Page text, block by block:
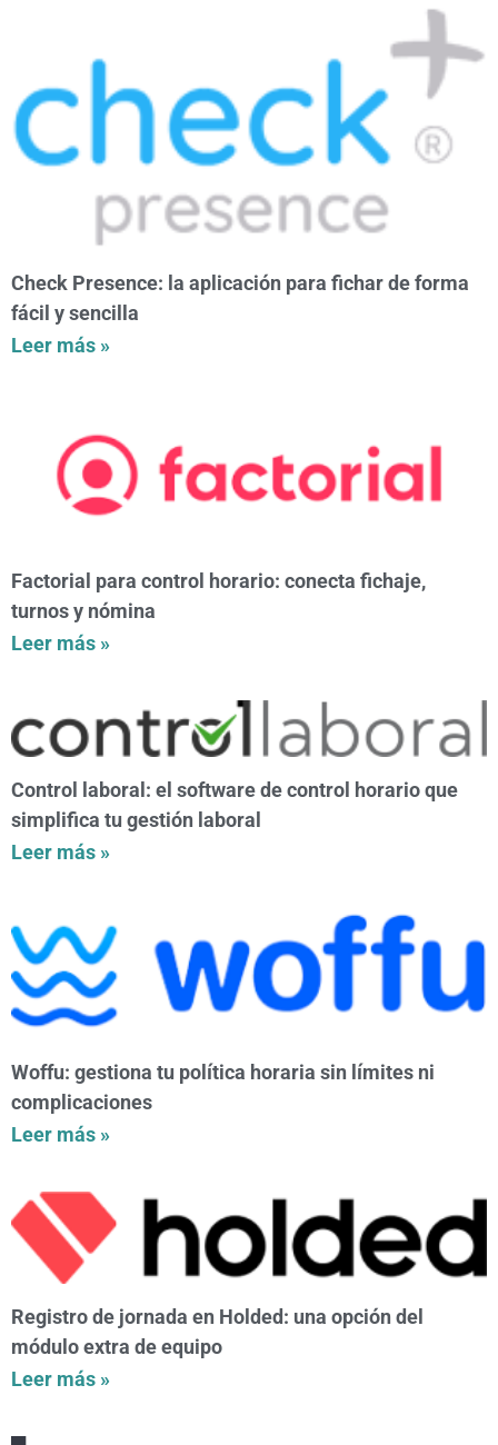
Check Presence: la aplicación para fichar de forma
fácil y sencilla
Leer más »
Factorial para control horario: conecta fichaje,
turnos y nómina
Leer más »
Control laboral: el software de control horario que
simplifica tu gestión laboral
Leer más »
Woffu: gestiona tu política horaria sin límites ni
complicaciones
Leer más »
Registro de jornada en Holded: una opción del
módulo extra de equipo
Leer más »